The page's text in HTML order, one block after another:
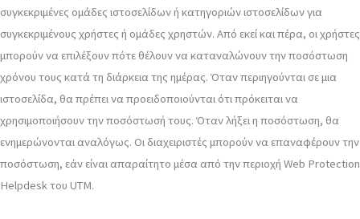
συγκεκριμένες ομάδες ιστοσελίδων ή κατηγοριών ιστοσελίδων για
συγκεκριμένους χρήστες ή ομάδες χρηστών. Από εκεί και πέρα, οι χρήστες
μπορούν να επιλέξουν πότε θέλουν να καταναλώνουν την ποσόστωση
χρόνου τους κατά τη διάρκεια της ημέρας. Όταν περιηγούνται σε μια
ιστοσελίδα, θα πρέπει να προειδοποιούνται ότι πρόκειται να
χρησιμοποιήσουν την ποσόστωσή τους. Όταν λήξει η ποσόστωση, θα
ενημερώνονται αναλόγως. Οι διαχειριστές μπορούν να επαναφέρουν την
ποσόστωση, εάν είναι απαραίτητο μέσα από την περιοχή Web Protection
Helpdesk του UTM.